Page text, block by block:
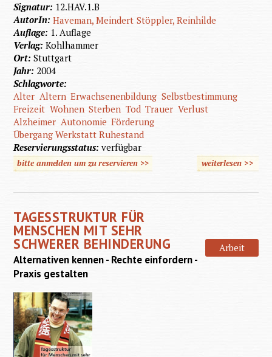
Signatur: 12.HAV.1.B
AutorIn:Haveman, Meindert Stöppler, Reinhilde
Auflage: 1. Auflage
Verlag:Kohlhammer
Ort:Stuttgart
Jahr: 2004
Schlagworte:
Alter Altern Erwachsenenbildung Selbstbestimmung
Freizeit Wohnen Sterben Tod Trauer Verlust
Alzheimer Autonomie Förderung
Übergang Werkstatt Ruhestand
Reservierungsstatus:verfügbar
bitte anmelden um zu reservieren >> weiterlesen über
>>
TAGESSTRUKTUR FÜR
MENSCHEN MIT SEHR
SCHWERER BEHINDERUNG Arbeit
Alternativen kennen - Rechte einfordern -
Praxis gestalten